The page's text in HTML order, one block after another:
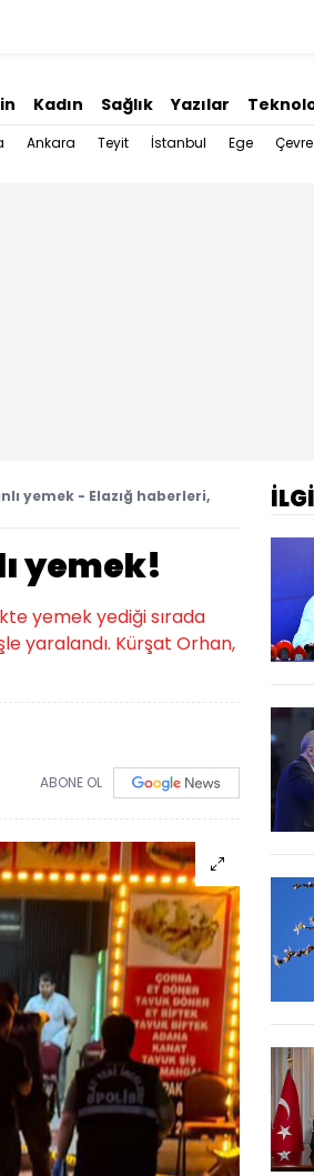
Kadın Sağlık Yazılar
Ankara Teyit İstanbul Ege Çevre
yemek - Elazığ haberleri,
yemek!
yemek yediği sırada
yaralandı. Kürşat Orhan,
ABONE OL